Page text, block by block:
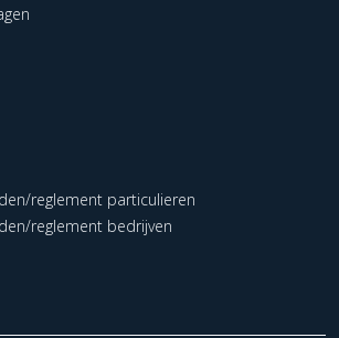
reglement particulieren
reglement bedrijven